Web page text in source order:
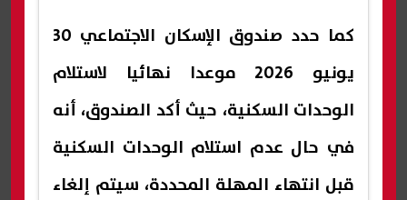
كما حدد صندوق الإسكان الاجتماعي 30
يونيو 2026 موعدا نهائيا لاستلام
الوحدات السكنية، حيث أكد الصندوق، أنه
في حال عدم استلام الوحدات السكنية
قبل انتهاء المهلة المحددة، سيتم إلغاء